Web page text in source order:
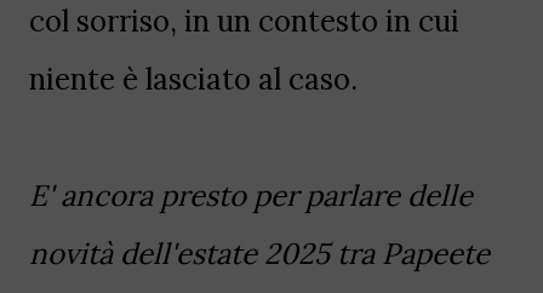
col sorriso, in un contesto in cui
niente è lasciato al caso.
E' ancora presto per parlare delle
novità dell'estate 2025 tra Papeete